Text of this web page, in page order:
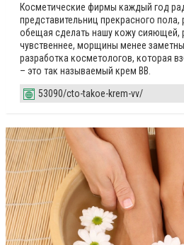
Косметические фирмы каждый год
представительниц прекрасного
обещая сделать нашу кожу сияющей,
чувственнее, морщины менее
разработка косметологов, которая
– это так называемый крем ВВ.
53090/cto-takoe-krem-vv/